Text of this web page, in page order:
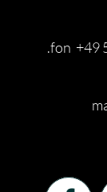
.fon +49